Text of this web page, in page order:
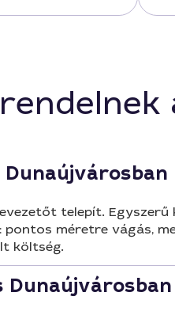
Dunaújvárosban
telepít.
pontos méretre vágás,
költség.
Dunaújvárosban